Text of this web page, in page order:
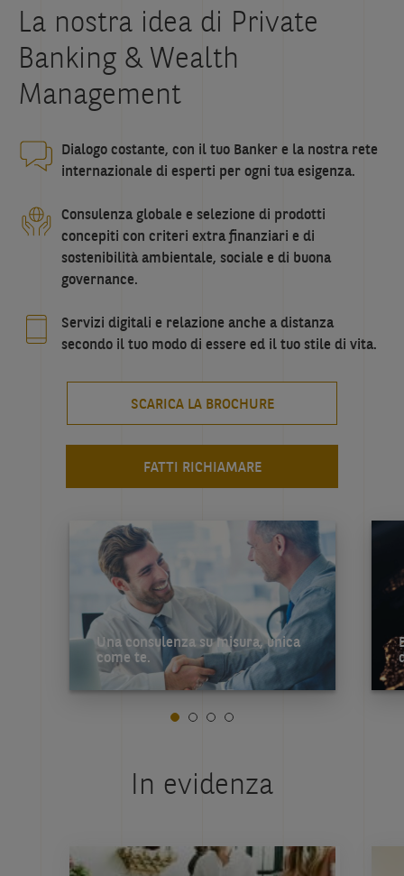
La nostra idea di Private
Banking & Wealth
Management
Dialogo costante, con il tuo Banker e la nostra rete
internazionale di esperti per ogni tua esigenza.
Consulenza globale e selezione di prodotti
concepiti con criteri extra finanziari e di
sostenibilità ambientale, sociale e di buona
governance.
Servizi digitali e relazione anche a distanza
secondo il tuo modo di essere ed il tuo stile di vita.
SCARICA LA BROCHURE
FATTI RICHIAMARE
Una consulenza su misura, unica
come te.
In evidenza